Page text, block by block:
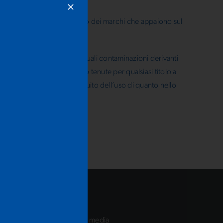
licenza o diritto d’uso dei marchi che appaiono sul
fare, sia per le eventuali contaminazioni derivanti
S.S.D. a r.l. non saranno tenute per qualsiasi titolo a
sito, oppure a seguito dell’uso di quanto nello
Segreteria organizzativa e media